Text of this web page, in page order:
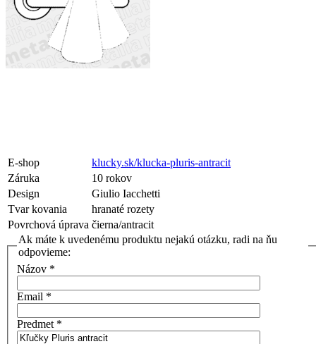
E-shop
klucky.sk/klucka-pluris-antracit
Záruka
10 rokov
Design
Giulio Iacchetti
Tvar kovania
hranaté rozety
Povrchová úprava čierna/antracit
Ak máte k uvedenému produktu nejakú otázku, radi na ňu
odpovieme:
Názov *
Email *
Predmet *